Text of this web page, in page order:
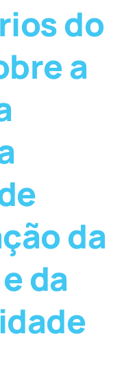
do
a
da
da